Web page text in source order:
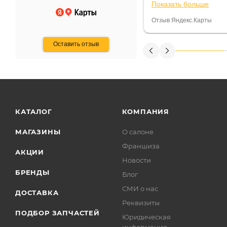
Оставить отзыв
постоянно были на
Считаю, что это
Показать больше
Отзыв Яндекс.Карты
КАТАЛОГ
МАГАЗИНЫ
АКЦИИ
БРЕНДЫ
ДОСТАВКА
ПОДБОР ЗАПЧАСТЕЙ
КОМПАНИЯ
О салоне
Франшиза
Новости
Блог
СМИ о нас
Реквизиты
Юридическая